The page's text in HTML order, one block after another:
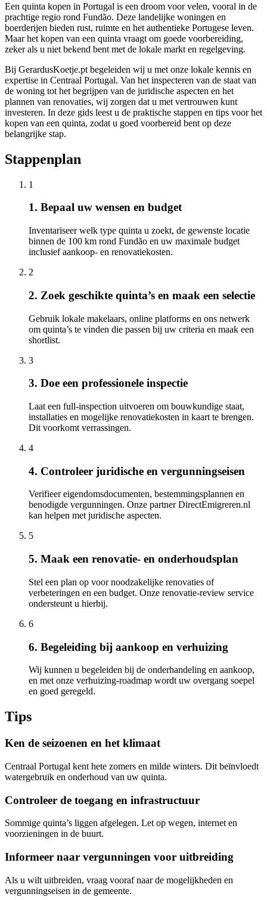
Een quinta kopen in Portugal is een droom voor velen, vooral in de
prachtige regio rond Fundão. Deze landelijke woningen en
boerderijen bieden rust, ruimte en het authentieke Portugese leven.
Maar het kopen van een quinta vraagt om goede voorbereiding,
zeker als u niet bekend bent met de lokale markt en regelgeving.
Bij GerardusKoetje.pt begeleiden wij u met onze lokale kennis en
expertise in Centraal Portugal. Van het inspecteren van de staat van
de woning tot het begrijpen van de juridische aspecten en het
plannen van renovaties, wij zorgen dat u met vertrouwen kunt
investeren. In deze gids leest u de praktische stappen en tips voor het
kopen van een quinta, zodat u goed voorbereid bent op deze
belangrijke stap.
Stappenplan
1
1. Bepaal uw wensen en budget
Inventariseer welk type quinta u zoekt, de gewenste locatie
binnen de 100 km rond Fundão en uw maximale budget
inclusief aankoop- en renovatiekosten.
2
2. Zoek geschikte quinta’s en maak een selectie
Gebruik lokale makelaars, online platforms en ons netwerk
om quinta’s te vinden die passen bij uw criteria en maak een
shortlist.
3
3. Doe een professionele inspectie
Laat een full-inspection uitvoeren om bouwkundige staat,
installaties en mogelijke renovatiekosten in kaart te brengen.
Dit voorkomt verrassingen.
4
4. Controleer juridische en vergunningseisen
Verifieer eigendomsdocumenten, bestemmingsplannen en
benodigde vergunningen. Onze partner DirectEmigreren.nl
kan helpen met juridische aspecten.
5
5. Maak een renovatie- en onderhoudsplan
Stel een plan op voor noodzakelijke renovaties of
verbeteringen en een budget. Onze renovatie-review service
ondersteunt u hierbij.
6
6. Begeleiding bij aankoop en verhuizing
Wij kunnen u begeleiden bij de onderhandeling en aankoop,
en met onze verhuizing-roadmap wordt uw overgang soepel
en goed geregeld.
Tips
Ken de seizoenen en het klimaat
Centraal Portugal kent hete zomers en milde winters. Dit beïnvloedt
watergebruik en onderhoud van uw quinta.
Controleer de toegang en infrastructuur
Sommige quinta’s liggen afgelegen. Let op wegen, internet en
voorzieningen in de buurt.
Informeer naar vergunningen voor uitbreiding
Als u wilt uitbreiden, vraag vooraf naar de mogelijkheden en
vergunningseisen in de gemeente.